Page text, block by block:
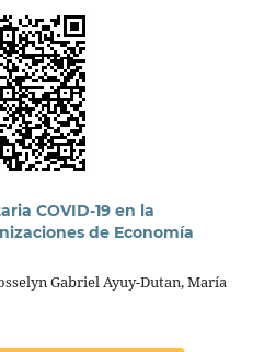
COVID-19 en la
de Economía
Gabriel Ayuy-Dutan, María